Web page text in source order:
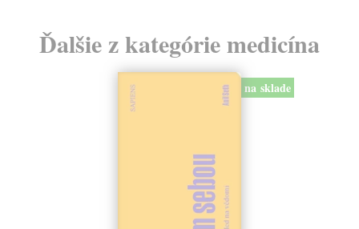
Ďalšie z kategórie medicína
na sklade